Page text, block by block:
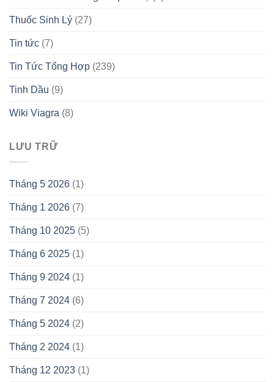
Thuốc Sinh Lý (27)
Tin tức (7)
Tin Tức Tổng Hợp (239)
Tinh Dầu (9)
Wiki Viagra (8)
LƯU TRỮ
Tháng 5 2026 (1)
Tháng 1 2026 (7)
Tháng 10 2025 (5)
Tháng 6 2025 (1)
Tháng 9 2024 (1)
Tháng 7 2024 (6)
Tháng 5 2024 (2)
Tháng 2 2024 (1)
Tháng 12 2023 (1)